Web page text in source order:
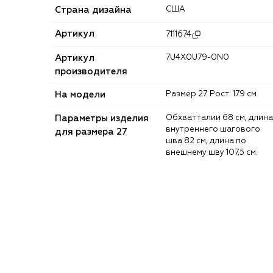
Страна дизайна США
Артикул 7111674
Артикул
производителя
7U4X0U79-0N0
На модели Размер 27. Рост: 179 см.
Параметры изделия
для размера 27
Обхват талии 68 см, длина
внутреннего шагового
шва 82 см, длина по
внешнему шву 107,5 см.